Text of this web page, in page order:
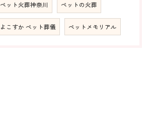
ペット火葬神奈川 ペットの火葬
よこすか ペット葬儀 ペットメモリアル